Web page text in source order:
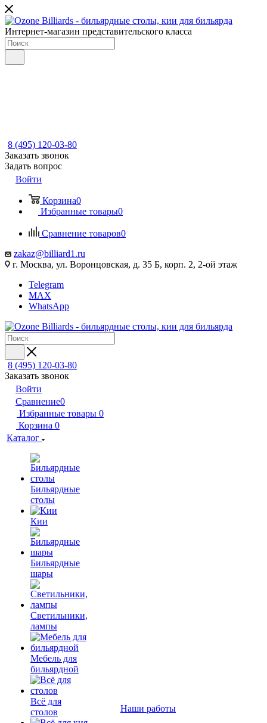
Интернет-магазин представительского класса
8 (495) 120-03-80
Заказать звонок
Задать вопрос
Войти
Корзина0
Избранные товары0
Сравнение товаров0
zakaz@billiard1.ru
г. Москва, ул. Воронцовская, д. 35 Б, корп. 2, 2-ой этаж
Telegram
MAX
WhatsApp
8 (495) 120-03-80
Заказать звонок
Войти
Сравнение0
Избранные товары 0
Корзина 0
Каталог
Бильярдные
столы
Кии
Бильярдные
шары
Светильники,
лампы
Мебель для
бильярдной
Всё для
столов
Наши работы